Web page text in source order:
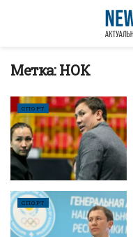
Метка:НОК
СПОРТ
СПОРТ